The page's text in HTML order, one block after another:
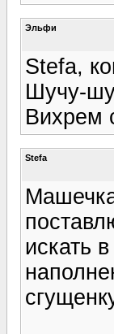
Эльфи
Stefa,
Шучу-
Вихрем
Stefa
искать